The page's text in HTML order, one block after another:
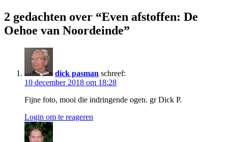
2 gedachten over “Even afstoffen: De
Oehoe van Noordeinde”
dick pasman schreef:
10 december 2018 om 18:28
Fijne foto, mooi die indringende ogen. gr Dick P.
Login om te reageren